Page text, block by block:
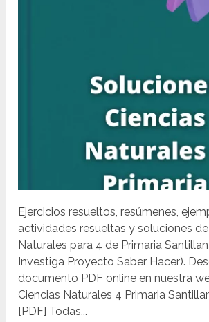
Ejercicios resueltos, resúmenes,
actividades resueltas y soluciones
Naturales para 4 de Primaria
Investiga Proyecto Saber Hacer).
documento PDF online en nuestra
Ciencias Naturales 4 Primaria
[PDF] Todas...